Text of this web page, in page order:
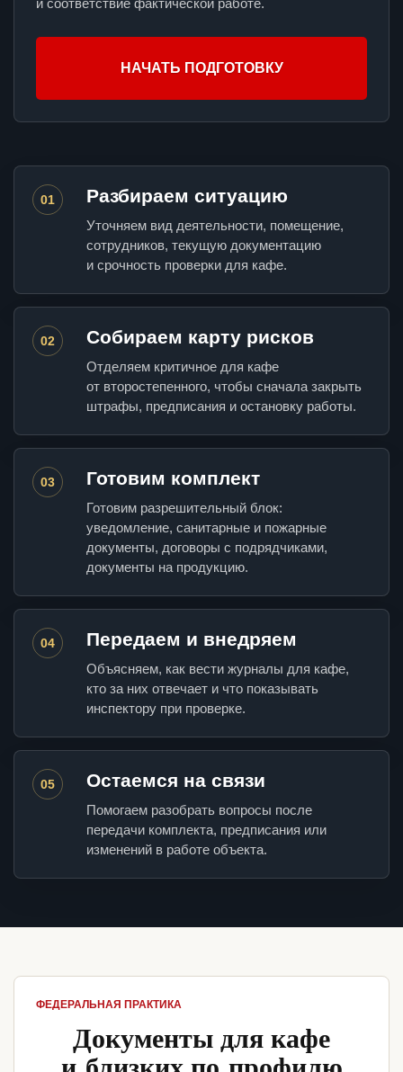
и соответствие фактической работе.
НАЧАТЬ ПОДГОТОВКУ
01 Разбираем ситуацию
Уточняем вид деятельности, помещение,
сотрудников, текущую документацию
и срочность проверки для кафе.
02 Собираем карту рисков
Отделяем критичное для кафе
от второстепенного, чтобы сначала закрыть
штрафы, предписания и остановку работы.
03 Готовим комплект
Готовим разрешительный блок:
уведомление, санитарные и пожарные
документы, договоры с подрядчиками,
документы на продукцию.
04 Передаем и внедряем
Объясняем, как вести журналы для кафе,
кто за них отвечает и что показывать
инспектору при проверке.
05 Остаемся на связи
Помогаем разобрать вопросы после
передачи комплекта, предписания или
изменений в работе объекта.
ФЕДЕРАЛЬНАЯ ПРАКТИКА
Документы для кафе